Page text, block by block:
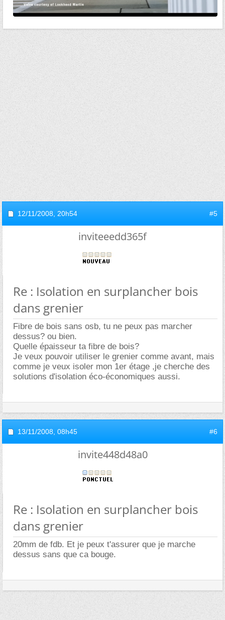
12/11/2008, 20h54 #5
inviteeedd365f
Re : Isolation en surplancher bois
dans grenier
Fibre de bois sans osb, tu ne peux pas marcher
dessus? ou bien.
Quelle épaisseur ta fibre de bois?
Je veux pouvoir utiliser le grenier comme avant, mais
comme je veux isoler mon 1er étage ,je cherche des
solutions d'isolation éco-économiques aussi.
13/11/2008, 08h45 #6
invite448d48a0
Re : Isolation en surplancher bois
dans grenier
20mm de fdb. Et je peux t'assurer que je marche
dessus sans que ca bouge.